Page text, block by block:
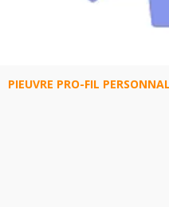
PIEUVRE PRO-FIL